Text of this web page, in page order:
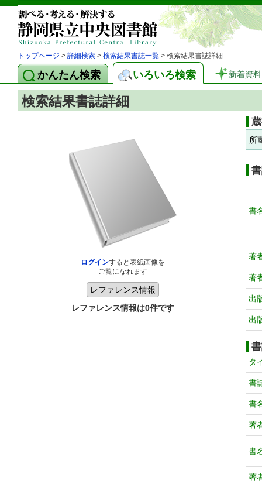
トップページ > 詳細検索 > 検索結果書誌一覧 > 検索結果書誌詳細
かんたん検索 いろいろ検索 新着資料
検索結果書誌詳細
ログインすると表紙画像を
ご覧になれます
レファレンス情報は0件です
所
書
著
著
出
出
タ
書
書
著
書
著